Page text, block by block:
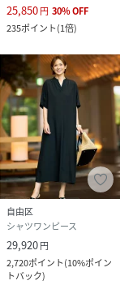
25,850円 30%OFF
235ポイント(1倍)
自由区
シャツワンピース
29,920円
2,720ポイント(10%ポイン
トバック)